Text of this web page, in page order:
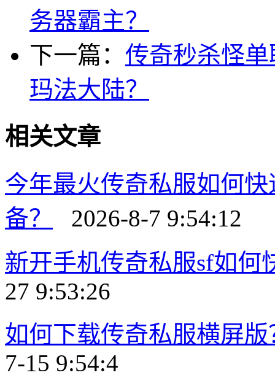
务器霸主？
下一篇： 传奇秒杀怪
玛法大陆？
相关文章
今年最火传奇私服如何
备？
2026-8-7 9:54:12
新开手机传奇私服sf如何
27 9:53:26
如何下载传奇私服横屏
7-15 9:54:4